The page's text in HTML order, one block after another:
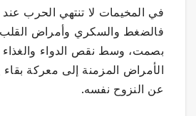
في المخيمات لا تنتهي الحرب
فالضغط والسكري وأمراض القلب
بصمت، وسط نقص الدواء والغذاء
الأمراض المزمنة إلى معركة
عن النزوح نفسه.